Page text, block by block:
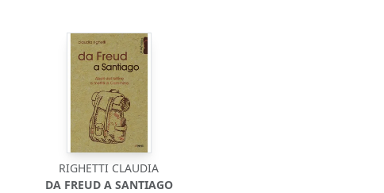
RIGHETTI CLAUDIA
DA FREUD A SANTIAGO